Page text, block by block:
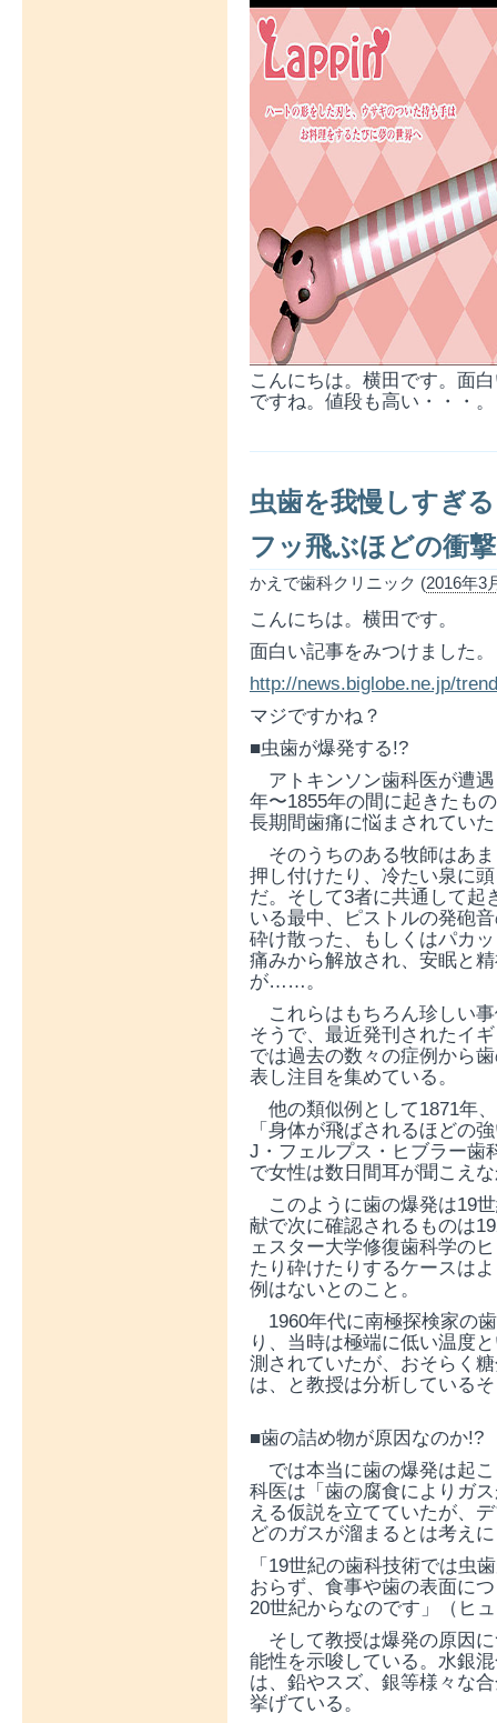
こんにちは。横田です。面
ですね。値段も高い・・・。
虫歯を我慢しすぎ
フッ飛ぶほどの衝
かえで歯科クリニック (2016年3
こんにちは。横田です。
面白い記事をみつけました。
http://news.biglobe.ne.jp/
マジですかね？
■虫歯が爆発する!?
アトキンソン歯科医が遭
年〜1855年の間に起きたも
長期間歯痛に悩まされてい
そのうちのある牧師はあ
押し付けたり、冷たい泉に
だ。そして3者に共通して
いる最中、ピストルの発砲
砕け散った、もしくはパカ
痛みから解放され、安眠と
が……。
これらはもちろん珍しい
そうで、最近発刊されたイ
では過去の数々の症例から
表し注目を集めている。
他の類似例として1871年
「身体が飛ばされるほどの
J・フェルプス・ヒブラー歯
で女性は数日間耳が聞こえ
このように歯の爆発は19
献で次に確認されるものは
ェスター大学修復歯科学の
たり砕けたりするケースは
例はないとのこと。
1960年代に南極探検家の
り、当時は極端に低い温度
測されていたが、おそらく
は、と教授は分析している
■歯の詰め物が原因なのか!?
では本当に歯の爆発は起
科医は「歯の腐食によりガ
える仮説を立てていたが、
どのガスが溜まるとは考え
「19世紀の歯科技術では虫
おらず、食事や歯の表面に
20世紀からなのです」（ヒ
そして教授は爆発の原因
能性を示唆している。水銀
は、鉛やスズ、銀等様々な
挙げている。